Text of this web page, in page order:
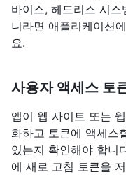
바이스, 헤드리스 시
니라면 애플리케이션
요.
사용자 액세스 토
앱이 웹 사이트 또는
화하고 토큰에 액세스
있는지 확인해야 합니
에 새로 고침 토큰을